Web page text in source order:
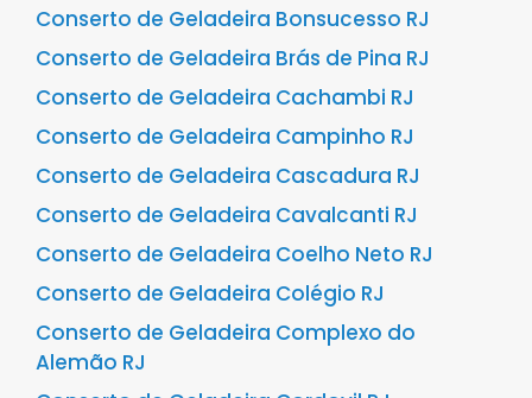
Conserto de Geladeira Bonsucesso RJ
Conserto de Geladeira Brás de Pina RJ
Conserto de Geladeira Cachambi RJ
Conserto de Geladeira Campinho RJ
Conserto de Geladeira Cascadura RJ
Conserto de Geladeira Cavalcanti RJ
Conserto de Geladeira Coelho Neto RJ
Conserto de Geladeira Colégio RJ
Conserto de Geladeira Complexo do
Alemão RJ